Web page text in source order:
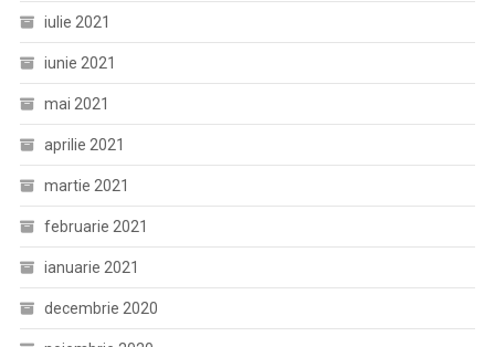
iulie 2021
iunie 2021
mai 2021
aprilie 2021
martie 2021
februarie 2021
ianuarie 2021
decembrie 2020